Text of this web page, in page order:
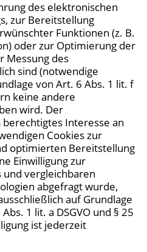
des elektronischen
zur Bereitstellung
Funktionen (z. B.
oder zur Optimierung der
Messung des
sind (notwendige
von Art. 6 Abs. 1 lit. f
keine andere
wird. Der
Interesse an
Cookies zur
optimierten Bereitstellung
Einwilligung zur
und vergleichbaren
abgefragt wurde,
auf Grundlage
1 lit. a DSGVO und § 25
ist jederzeit